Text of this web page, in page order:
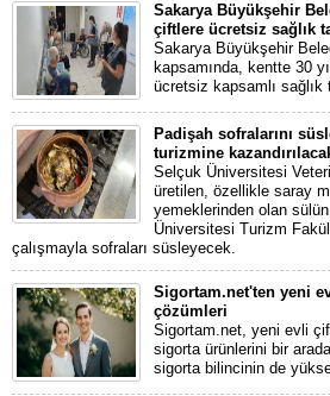
Sakarya Büyükşehir
çiftlere ücretsiz sağlık
Sakarya Büyükşehir
kapsamında, kentte 30
ücretsiz kapsamlı sağlık
Padişah sofralarını
turizmine
Selçuk Üniversitesi
üretilen, özellikle saray
yemeklerinden olan
Üniversitesi Turizm
çalışmayla sofraları süsleyecek.
Sigortam.net'ten yeni
çözümleri
Sigortam.net, yeni evli
sigorta ürünlerini bir
sigorta bilincinin de